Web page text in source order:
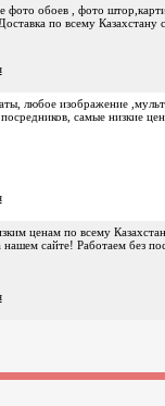
фото обоев , фото
по всему Казахстану
любое изображение
самые низкие
ценам по всему
сайте! Работаем без